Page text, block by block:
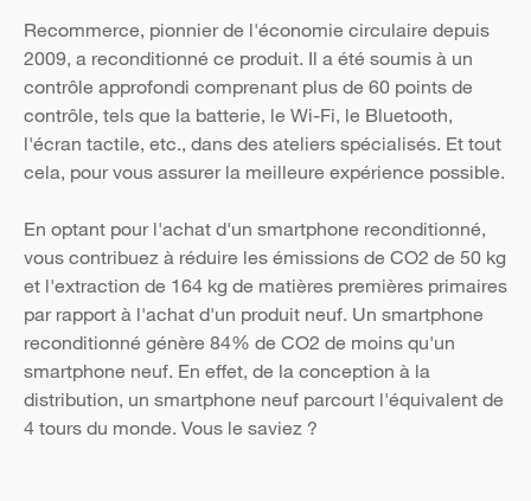
Recommerce, pionnier de l'économie circulaire depuis
2009, a reconditionné ce produit. Il a été soumis à un
contrôle approfondi comprenant plus de 60 points de
contrôle, tels que la batterie, le Wi-Fi, le Bluetooth,
l'écran tactile, etc., dans des ateliers spécialisés. Et tout
cela, pour vous assurer la meilleure expérience possible.
En optant pour l'achat d'un smartphone reconditionné,
vous contribuez à réduire les émissions de CO2 de 50 kg
et l'extraction de 164 kg de matières premières primaires
par rapport à l'achat d'un produit neuf. Un smartphone
reconditionné génère 84% de CO2 de moins qu'un
smartphone neuf. En effet, de la conception à la
distribution, un smartphone neuf parcourt l'équivalent de
4 tours du monde. Vous le saviez ?